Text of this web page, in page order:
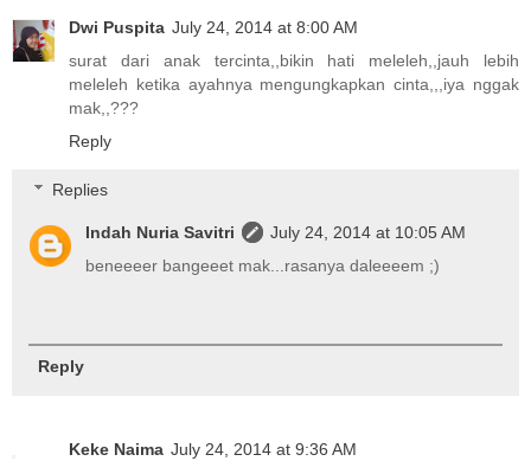
Dwi Puspita July 24, 2014 at 8:00 AM
surat dari anak tercinta,,bikin hati meleleh,,jauh lebih
meleleh ketika ayahnya mengungkapkan cinta,,,iya nggak
mak,,???
Reply
Replies
Indah Nuria Savitri
July 24, 2014 at 10:05 AM
beneeeer bangeeet mak...rasanya daleeeem ;)
Reply
Keke Naima July 24, 2014 at 9:36 AM